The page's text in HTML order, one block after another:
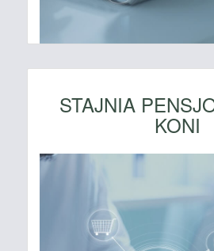
STAJNIA
KONI